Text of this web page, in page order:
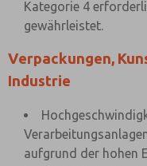
Kategorie 4
gewährleistet.
Verpackungen,
Industrie
aufgrund der hohen